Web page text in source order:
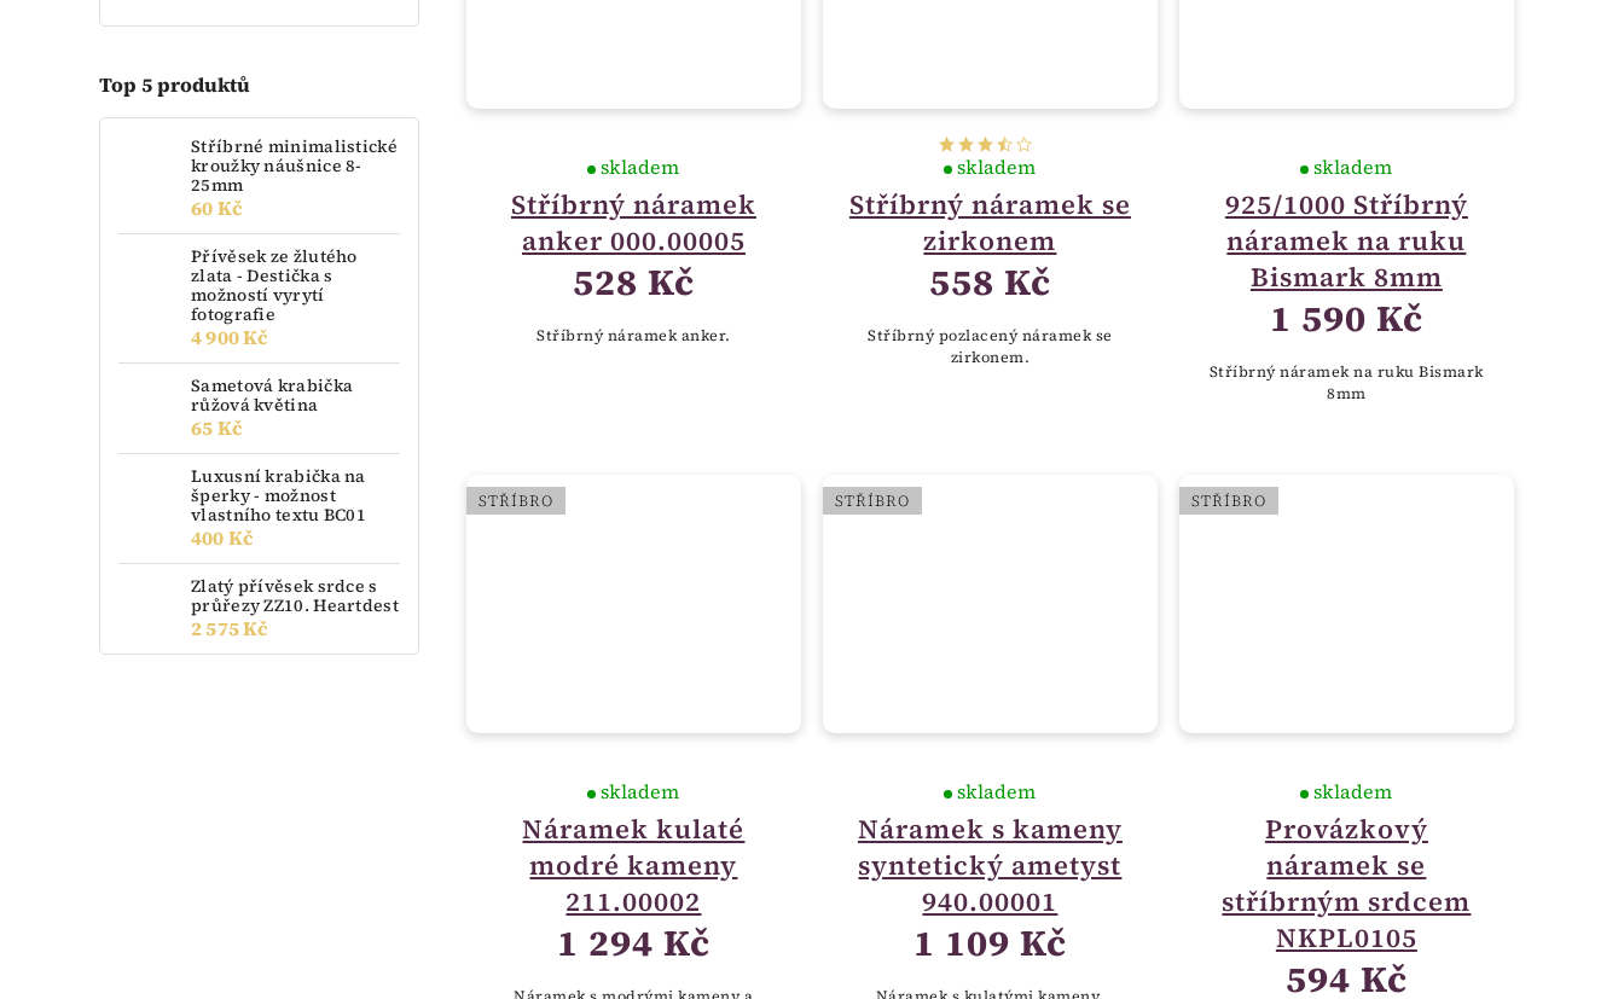
Top 5 produktů
Stříbrné minimalistické
kroužky náušnice 8-
25mm
60 Kč
Přívěsek ze žlutého
zlata - Destička s
možností vyrytí
fotografie
4 900 Kč
Sametová krabička
růžová květina
65 Kč
Luxusní krabička na
šperky - možnost
vlastního textu BC01
400 Kč
Zlatý přívěsek srdce s
průřezy ZZ10. Heartdest
2 575 Kč
Stříbrný náramek
anker 000.00005
skladem
528 Kč
Stříbrný náramek anker.
Stříbrný náramek se
zirkonem
skladem
558 Kč
Stříbrný pozlacený náramek se
zirkonem.
925/1000 Stříbrný
náramek na ruku
Bismark 8mm
skladem
1 590 Kč
Stříbrný náramek na ruku Bismark
8mm
STŘÍBRO
Náramek kulaté
modré kameny
211.00002
skladem
1 294 Kč
STŘÍBRO
Náramek s kameny
syntetický ametyst
940.00001
skladem
1 109 Kč
STŘÍBRO
Provázkový
náramek se
stříbrným srdcem
NKPL0105
skladem
594 Kč